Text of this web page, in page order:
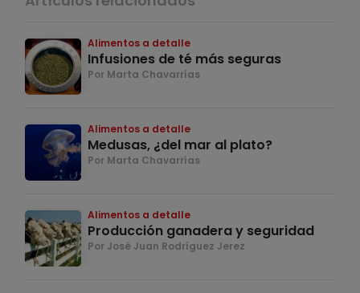
Alimentos a detalle
Infusiones de té más seguras
Por Marta Chavarrías
Alimentos a detalle
Medusas, ¿del mar al plato?
Por Marta Chavarrías
Alimentos a detalle
Producción ganadera y seguridad
Por José Juan Rodríguez Jerez